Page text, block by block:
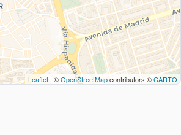
Leaflet | ©OpenStreetMapcontributors ©CARTO